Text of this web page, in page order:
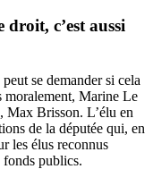
droit, c’est aussi
se demander si cela
moralement, Marine Le
Max Brisson. L’élu en
de la députée qui, en
les élus reconnus
fonds publics.